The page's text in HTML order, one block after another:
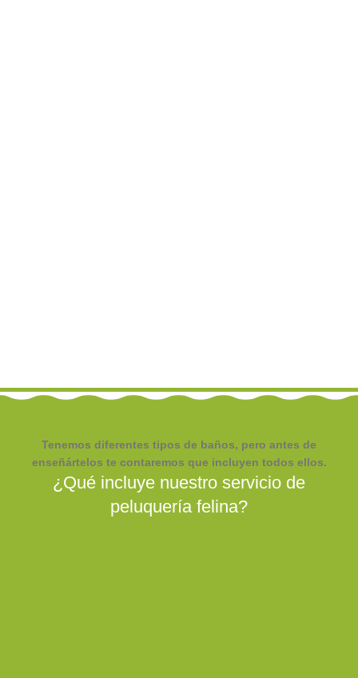
Tenemos diferentes tipos de baños, pero antes de
enseñártelos te contaremos que incluyen todos ellos.
¿Qué incluye nuestro servicio de
peluquería felina?